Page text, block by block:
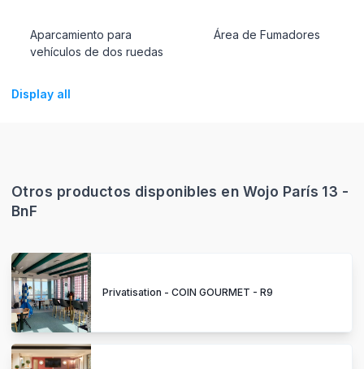
Aparcamiento para
vehículos de dos ruedas
Área de Fumadores
Display all
Otros productos disponibles en Wojo París 13 -
BnF
Privatisation - COIN GOURMET - R9